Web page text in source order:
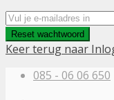
Reset wachtwoord
Keer terug naar
085 - 06 06 650